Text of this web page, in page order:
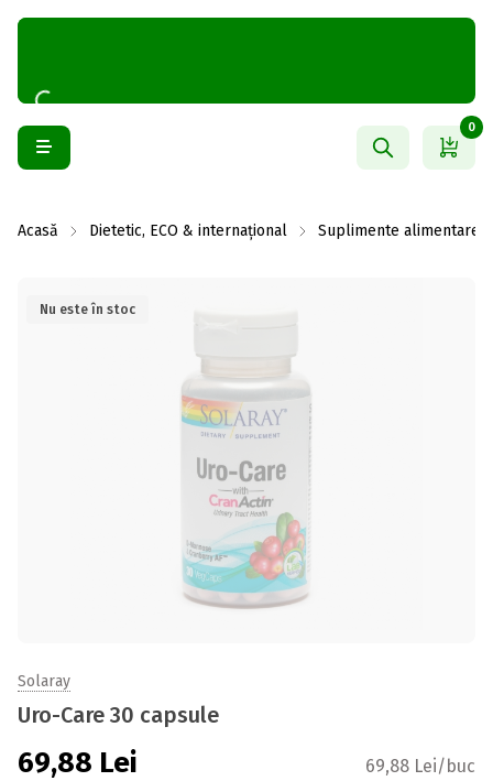
0
Acasă Dietetic, ECO & internațional Suplimente alimentare
Nu este în stoc
Solaray
Uro-Care 30 capsule
69,88 Lei 69,88 Lei/buc